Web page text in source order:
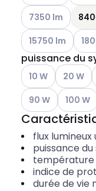
Voir les options
7350 lm
Voir les options
15750 lm Voir
puissance du
Voir les options
10 W Voir les
20 W
Voir les options
90 W Voir les
100 W
flux lumineux
puissance
température
indice de
durée de vie